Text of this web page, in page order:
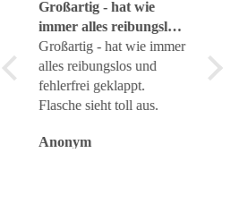
Großartig - hat wie
immer alles reibungslos
und fehlerfrei geklappt
Großartig - hat wie immer
alles reibungslos und
fehlerfrei geklappt.
Flasche sieht toll aus.
Anonym